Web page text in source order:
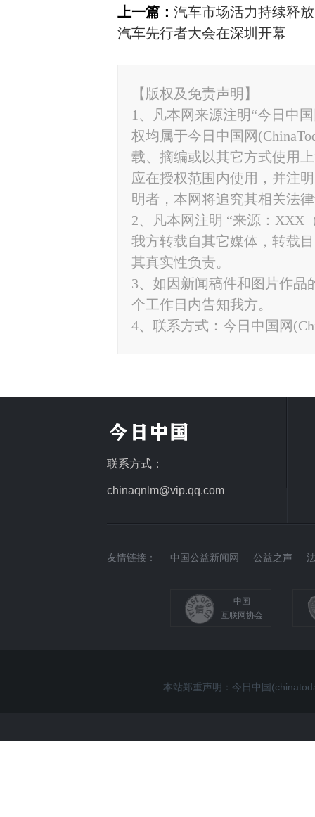
上一篇： 汽车市场活力持续释
汽车先行者大会在深圳开幕
【版权及免责声明】
1、凡本网来源注明“今日中
权均属于今日中国网
载、摘编或以其它方式使用
应在授权范围内使用，并注
明者，本网将追究其相关法
2、凡本网注明 “来源：XXX
我方转载自其它媒体，转载
其真实性负责。
3、如因新闻稿件和图片作品
个工作日内告知我方。
4、联系方式：今日中国网
联系方式：
chinaqnlm@vip.qq.com
友情链接： 中国公益新闻网 公益之声
中国
互联网协会
本站郑重声明：今日中国